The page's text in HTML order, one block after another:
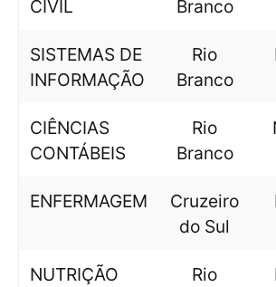
CIVIL
Branco
SISTEMAS DE
INFORMAÇÃO
Rio
Branco
CIÊNCIAS
CONTÁBEIS
Rio
Branco
ENFERMAGEM
Cruzeiro
do Sul
NUTRIÇÃO
Rio